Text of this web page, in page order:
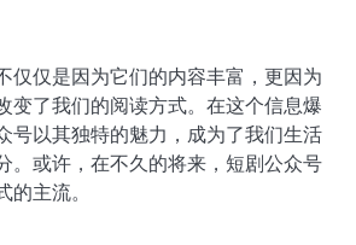
仅仅是因为它们的内容丰富，更因为
变了我们的阅读方式。在这个信息爆
号以其独特的魅力，成为了我们生活
。或许，在不久的将来，短剧公众号
主流。